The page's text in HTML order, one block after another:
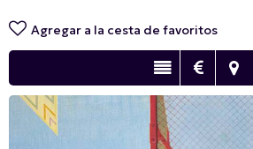
Agregar a la cesta de favoritos